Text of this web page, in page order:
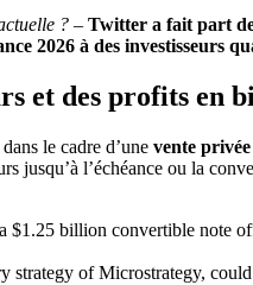
? – Twitter a fait part
2026 à des investisseurs
et des profits en
le cadre d’une vente privée
jusqu’à l’échéance ou la
$1.25 billion convertible note
strategy of Microstrategy, could